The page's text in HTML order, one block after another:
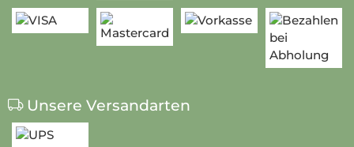
Unsere Versandarten